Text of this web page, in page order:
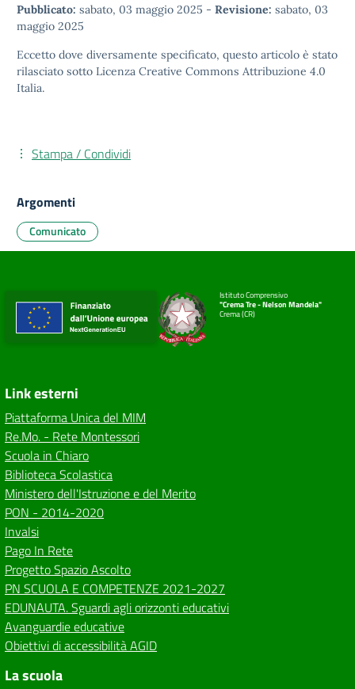
Pubblicato: sabato, 03 maggio 2025 - Revisione: sabato, 03
maggio 2025
Eccetto dove diversamente specificato, questo articolo è stato
rilasciato sotto Licenza Creative Commons Attribuzione 4.0
Italia.
Stampa / Condividi
Argomenti
Comunicato
Istituto Comprensivo
"Crema Tre - Nelson Mandela"
Crema (CR)
Link esterni
Piattaforma Unica del MIM
Re.Mo. - Rete Montessori
Scuola in Chiaro
Biblioteca Scolastica
Ministero dell'Istruzione e del Merito
PON - 2014-2020
Invalsi
Pago In Rete
Progetto Spazio Ascolto
PN SCUOLA E COMPETENZE 2021-2027
EDUNAUTA. Sguardi agli orizzonti educativi
Avanguardie educative
Obiettivi di accessibilità AGID
La scuola